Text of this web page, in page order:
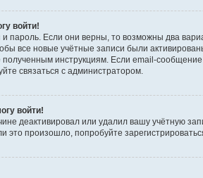
войти!
пароль. Если они верны, то возможны два
все новые учётные записи были
инструкциям. Если email-
связаться с администратором.
войти!
деактивировал или удалил вашу учётную
произошло, попробуйте